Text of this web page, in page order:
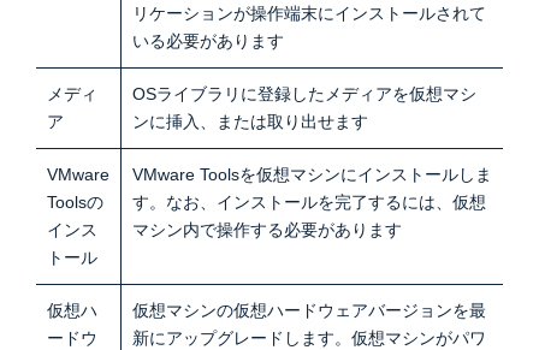
リケーションが操作端末にインストールされて
いる必要があります
メディ
ア
OSライブラリに登録したメディアを仮想マシ
ンに挿入、または取り出せます
VMware
Toolsの
インス
トール
VMware Toolsを仮想マシンにインストールしま
す。なお、インストールを完了するには、仮想
マシン内で操作する必要があります
仮想ハ
ードウ
仮想マシンの仮想ハードウェアバージョンを最
新にアップグレードします。仮想マシンがパワ